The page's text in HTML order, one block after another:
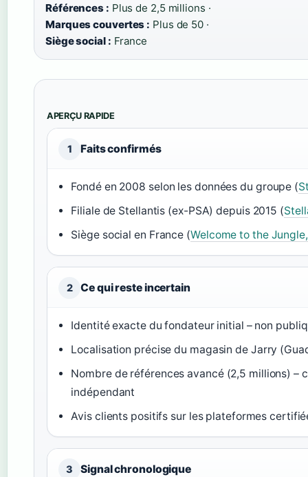
Références : Plus de 2,5 millions ·
Marques couvertes : Plus de 50 ·
Siège social : France
APERÇU RAPIDE
1 Faits confirmés
Fondé en 2008 selon les données du groupe (
Filiale de Stellantis (ex-PSA) depuis 2015 (
Siège social en France (Welcome to the
2 Ce qui reste incertain
Identité exacte du fondateur initial – non
Localisation précise du magasin de Jarry
Nombre de références avancé (2,5 millions) –
indépendant
Avis clients positifs sur les plateformes
3 Signal chronologique